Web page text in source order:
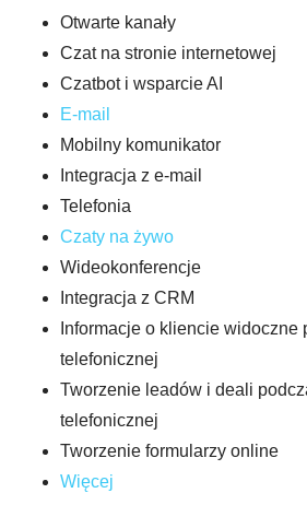
Otwarte kanały
Czat na stronie internetowej
Czatbot i wsparcie AI
E-mail
Mobilny komunikator
Integracja z e-mail
Telefonia
Czaty na żywo
Wideokonferencje
Integracja z CRM
Informacje o kliencie widoczne
telefonicznej
Tworzenie leadów i deali
telefonicznej
Tworzenie formularzy online
Więcej